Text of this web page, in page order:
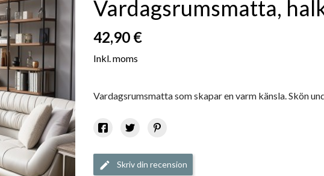
Vardagsrumsmatta,
42,90 €
Inkl. moms
Vardagsrumsmatta som skapar en varm känsla. Skön
edit Skriv din recension